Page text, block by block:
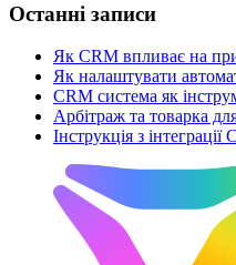
Останні записи
Як CRM впливає на
Як налаштувати
CRM система як
Арбітраж та товарка
Інструкція з